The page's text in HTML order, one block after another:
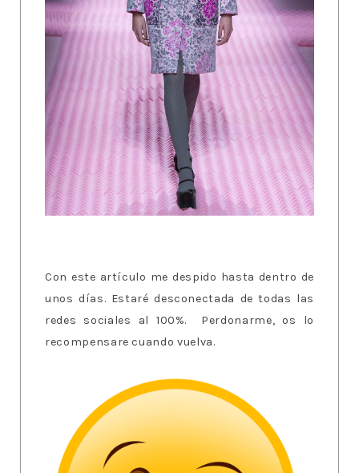
Con este artículo me despido hasta dentro de
unos días. Estaré desconectada de todas las
redes sociales al 100%. Perdonarme, os lo
recompensare cuando vuelva.